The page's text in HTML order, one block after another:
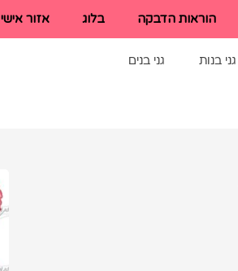
הוראות הדבקה בלוג אזור אישי
גני בנות גני בנים